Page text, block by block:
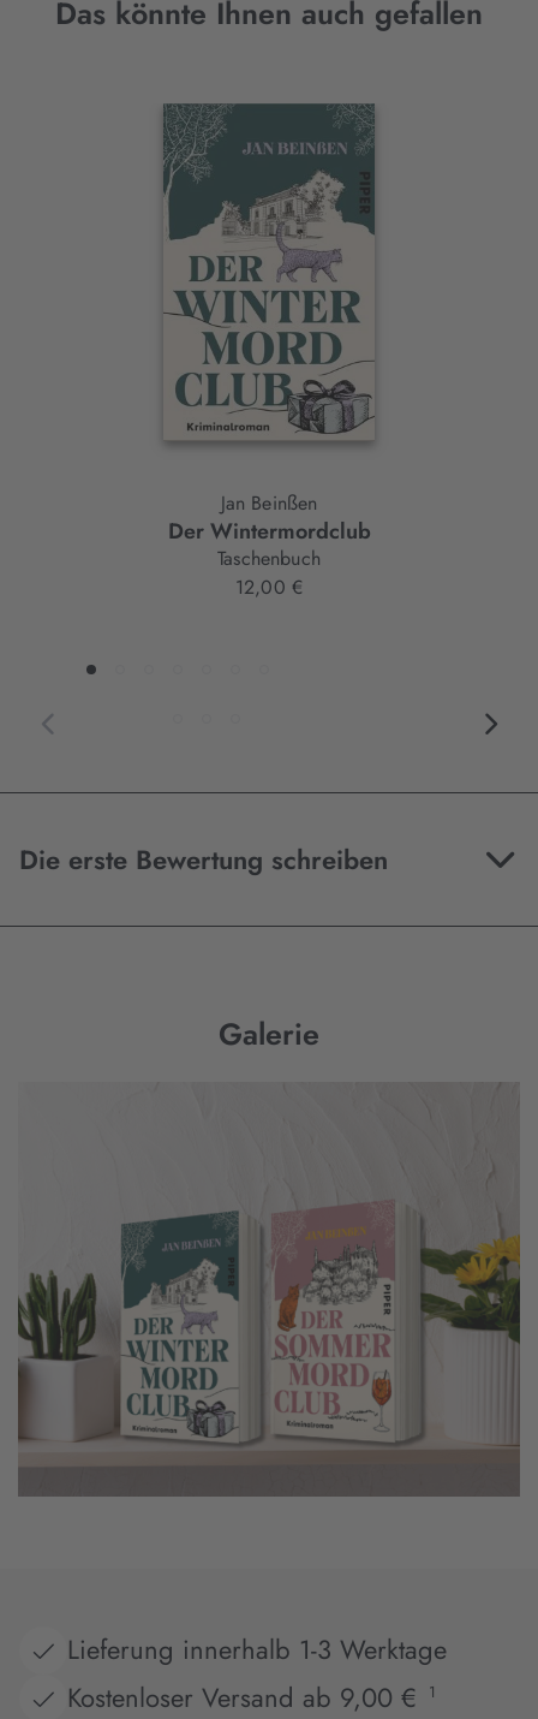
Das könnte Ihnen auch gefallen
Interaktives
Jan Beinßen
Der Wintermordclub
Taschenbuch
12,00 €
Die erste Bewertung schreiben
Galerie
Lieferung innerhalb 1-3 Werktage
Kostenloser Versand ab 9,00 €
1